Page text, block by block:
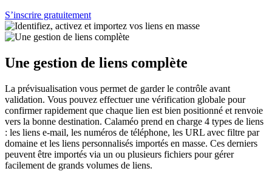
S’inscrire gratuitement
Une gestion de liens complète
La prévisualisation vous permet de garder le contrôle avant
validation. Vous pouvez effectuer une vérification globale pour
confirmer rapidement que chaque lien est bien positionné et renvoie
vers la bonne destination. Calaméo prend en charge 4 types de liens
: les liens e-mail, les numéros de téléphone, les URL avec filtre par
domaine et les liens personnalisés importés en masse. Ces derniers
peuvent être importés via un ou plusieurs fichiers pour gérer
facilement de grands volumes de liens.